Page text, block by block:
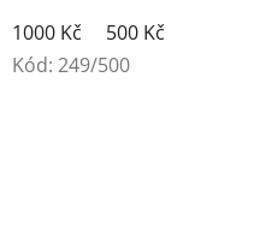
1000 Kč
500 Kč
Kód: 249/500